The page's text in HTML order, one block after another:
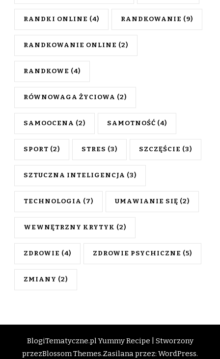
RANDKI ONLINE (4) RANDKOWANIE (9)
RANDKOWANIE ONLINE (2)
RANDKOWE (4)
RÓWNOWAGA ŻYCIOWA (2)
SAMOOCENA (2) SAMOTNOŚĆ (4)
SPORT (2) STRES (3) SZCZĘŚCIE (3)
SZTUCZNA INTELIGENCJA (3)
TECHNOLOGIA (7) UMAWIANIE SIĘ (2)
WEWNĘTRZNY KRYTYK (2)
ZDROWIE (4) ZDROWIE PSYCHICZNE (5)
ZMIANY (2)
BlogiTematyczne.plYummy Recipe | Stworzony
przezBlossom Themes.Zasilana przez: WordPress.